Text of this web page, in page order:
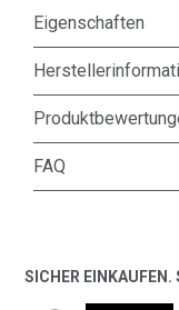
Eigenschaften
FAQ
SICHER EINKAUFEN.